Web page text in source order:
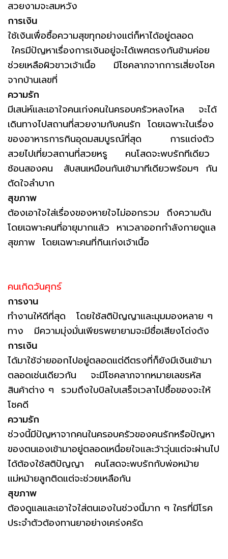
สวยงามจะสมหวัง
การเงิน
ใช้เงินเพื่อซื้อความสุขทุกอย่างแต่ก็หาได้อยู่ตลอด
ใครมีปัญหาเรื่องการเงินอยู่จะได้เพศตรงกันข้ามค่อย
ช่วยเหลือผิวขาวเจ้าเนื้อ มีโชคลาภจากการเสี่ยงโชค
จากบ้านเลขที่
ความรัก
มีเสน่ห์และเอาใจคนเก่งคนในครอบครัวหลงไหล จะได้
เดินทางไปสถานที่สวยงามกับคนรัก โดยเฉพาะในเรื่อง
ของอาหารการกินอุดมสมบูรณ์ที่สุด การแต่งตัว
สวยไปเที่ยวสถานที่สวยหรู คนโสดจะพบรักทีเดียว
ซ้อนสองคน สับสนเหมือนกันเข้ามาทีเดียวพร้อมๆ กัน
ตัดใจลำบาก
สุขภาพ
ต้องเอาใจใส่เรื่องของหายใจไม่ออกรวม ถึงความดัน
โดยเฉพาะคนที่อายุมากแล้ว หาเวลาออกกำลังกายดูแล
สุขภาพ โดยเฉพาะคนที่กินเก่งเจ้าเนื้อ
คนเกิดวันศุกร์
การงาน
ทำงานให้ดีที่สุด โดยใช้สติปัญญาและมุมมองหลาย ๆ
ทาง มีความมุ่งมั่นเพียรพยายามจะมีชื่อเสียงโด่งดัง
การเงิน
ได้มาใช้จ่ายออกไปอยู่ตลอดแต่ดีตรงที่ก็ยังมีเงินเข้ามา
ตลอดเช่นเดียวกัน จะมีโชคลาภจากหมายเลขรหัส
สินค้าต่าง ๆ รวมถึงใบบิลใบเสร็จเวลาไปซื้อของจะให้
โชคดี
ความรัก
ช่วงนี้มีปัญหาจากคนในครอบครัวของคนรักหรือปัญหา
ของตนเองเข้ามาอยู่ตลอดเหนื่อยใจและว้าวุ่นแต่จะผ่านไป
ได้ต้องใช้สติปัญญา คนโสดจะพบรักกับพ่อหม้าย
แม่หม้ายลูกติดแต่จะช่วยเหลือกัน
สุขภาพ
ต้องดูแลและเอาใจใส่ตนเองในช่วงนี้มาก ๆ ใครที่มีโรค
ประจำตัวต้องทานยาอย่างเคร่งครัด